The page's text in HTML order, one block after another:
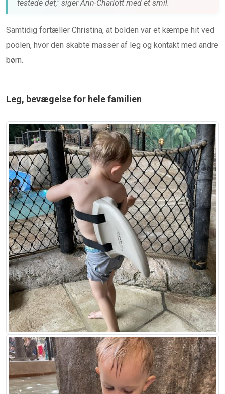
testede det," siger Ann-Charlott med et smil.
Samtidig fortæller Christina, at bolden var et kæmpe hit ved
poolen, hvor den skabte masser af leg og kontakt med andre
børn.
Leg, bevægelse for hele familien